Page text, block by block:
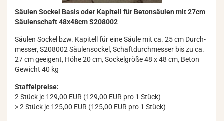
Säu­len So­ckel Basis oder Ka­pi­tell für Be­ton­säu­len mit 27cm
Säu­len­schaft 48x48cm S208002
Säu­len So­ckel bzw. Ka­pi­tell für eine Säule mit ca. 25 cm Durch­
mes­ser, S208002 Säu­len­so­ckel, Schaft­durch­mes­ser bis zu ca.
27 cm ge­ei­gent, Höhe 20 cm, So­ckel­grö­ße 48 x 48 cm, Beton
Ge­wicht 40 kg
Staffelpreise:
2 Stück je 129,00 EUR (129,00 EUR pro 1 Stück)
> 2 Stück je 125,00 EUR (125,00 EUR pro 1 Stück)